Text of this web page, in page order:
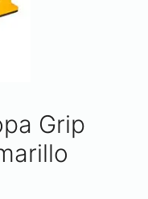
Grip